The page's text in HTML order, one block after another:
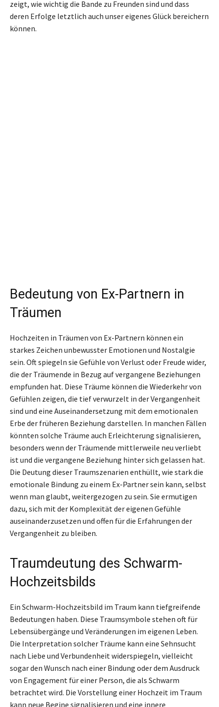
zeigt, wie wichtig die Bande zu Freunden sind und dass
deren Erfolge letztlich auch unser eigenes Glück bereichern
können.
Bedeutung von Ex-Partnern in
Träumen
Hochzeiten in Träumen von Ex-Partnern können ein
starkes Zeichen unbewusster Emotionen und Nostalgie
sein. Oft spiegeln sie Gefühle von Verlust oder Freude wider,
die der Träumende in Bezug auf vergangene Beziehungen
empfunden hat. Diese Träume können die Wiederkehr von
Gefühlen zeigen, die tief verwurzelt in der Vergangenheit
sind und eine Auseinandersetzung mit dem emotionalen
Erbe der früheren Beziehung darstellen. In manchen Fällen
könnten solche Träume auch Erleichterung signalisieren,
besonders wenn der Träumende mittlerweile neu verliebt
ist und die vergangene Beziehung hinter sich gelassen hat.
Die Deutung dieser Traumszenarien enthüllt, wie stark die
emotionale Bindung zu einem Ex-Partner sein kann, selbst
wenn man glaubt, weitergezogen zu sein. Sie ermutigen
dazu, sich mit der Komplexität der eigenen Gefühle
auseinanderzusetzen und offen für die Erfahrungen der
Vergangenheit zu bleiben.
Traumdeutung des Schwarm-
Hochzeitsbilds
Ein Schwarm-Hochzeitsbild im Traum kann tiefgreifende
Bedeutungen haben. Diese Traumsymbole stehen oft für
Lebensübergänge und Veränderungen im eigenen Leben.
Die Interpretation solcher Träume kann eine Sehnsucht
nach Liebe und Verbundenheit widerspiegeln, vielleicht
sogar den Wunsch nach einer Bindung oder dem Ausdruck
von Engagement für einer Person, die als Schwarm
betrachtet wird. Die Vorstellung einer Hochzeit im Traum
kann neue Begine signalisieren und eine innere